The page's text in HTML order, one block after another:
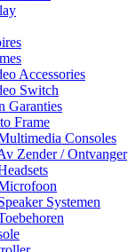
Accessories
Switch
Garanties
Frame
Consoles
Zender / Ontvanger
Systemen